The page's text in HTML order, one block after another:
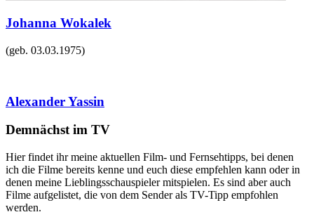
Johanna Wokalek
(geb. 03.03.1975)
Alexander Yassin
Demnächst im TV
Hier findet ihr meine aktuellen Film- und Fernsehtipps, bei denen
ich die Filme bereits kenne und euch diese empfehlen kann oder in
denen meine Lieblingsschauspieler mitspielen. Es sind aber auch
Filme aufgelistet, die von dem Sender als TV-Tipp empfohlen
werden.